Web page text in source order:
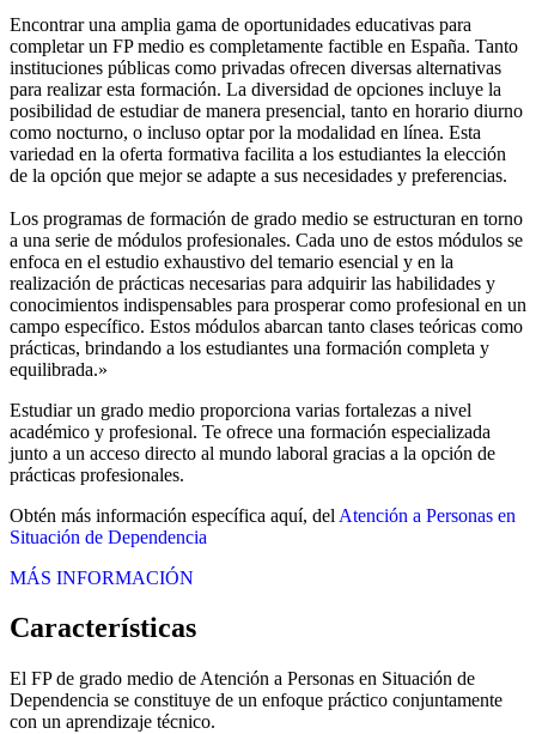
Encontrar una amplia gama de oportunidades educativas para
completar un FP medio es completamente factible en España. Tanto
instituciones públicas como privadas ofrecen diversas alternativas
para realizar esta formación. La diversidad de opciones incluye la
posibilidad de estudiar de manera presencial, tanto en horario diurno
como nocturno, o incluso optar por la modalidad en línea. Esta
variedad en la oferta formativa facilita a los estudiantes la elección
de la opción que mejor se adapte a sus necesidades y preferencias.
Los programas de formación de grado medio se estructuran en torno
a una serie de módulos profesionales. Cada uno de estos módulos se
enfoca en el estudio exhaustivo del temario esencial y en la
realización de prácticas necesarias para adquirir las habilidades y
conocimientos indispensables para prosperar como profesional en un
campo específico. Estos módulos abarcan tanto clases teóricas como
prácticas, brindando a los estudiantes una formación completa y
equilibrada.»
Estudiar un grado medio proporciona varias fortalezas a nivel
académico y profesional. Te ofrece una formación especializada
junto a un acceso directo al mundo laboral gracias a la opción de
prácticas profesionales.
Obtén más información específica aquí, del Atención a Personas en
Situación de Dependencia
MÁS INFORMACIÓN
Características
El FP de grado medio de Atención a Personas en Situación de
Dependencia se constituye de un enfoque práctico conjuntamente
con un aprendizaje técnico.